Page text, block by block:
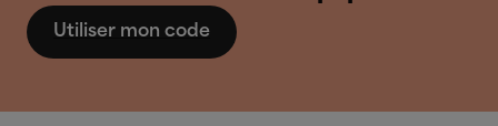
Utiliser mon code